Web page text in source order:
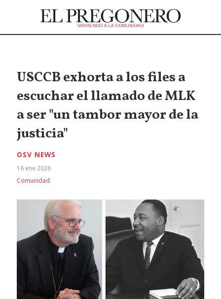
USCCB exhorta a los files a
escuchar el llamado de MLK
a ser "un tambor mayor de la
justicia"
OSV NEWS
16 ene 2026
Comunidad